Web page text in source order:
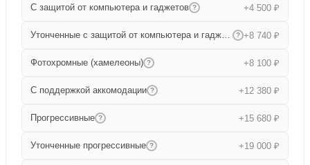
С защитой от компьютера и гаджетов ? +4 500 ₽
Утонченные с защитой от компьютера и гаджетов ? +8 740 ₽
Фотохромные (хамелеоны) ? +8 100 ₽
С поддержкой аккомодации ? +12 380 ₽
Прогрессивные ? +15 680 ₽
Утонченные прогрессивные ? +19 000 ₽